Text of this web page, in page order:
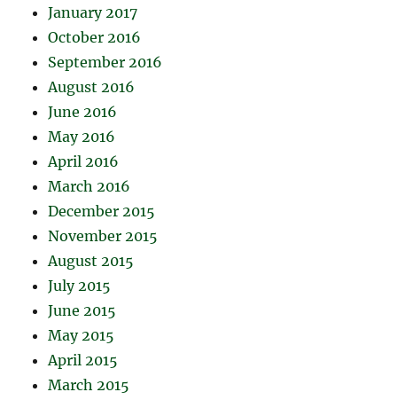
January 2017
October 2016
September 2016
August 2016
June 2016
May 2016
April 2016
March 2016
December 2015
November 2015
August 2015
July 2015
June 2015
May 2015
April 2015
March 2015